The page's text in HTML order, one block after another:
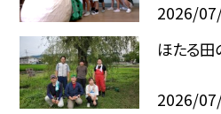
2026/
ほたる田
2026/